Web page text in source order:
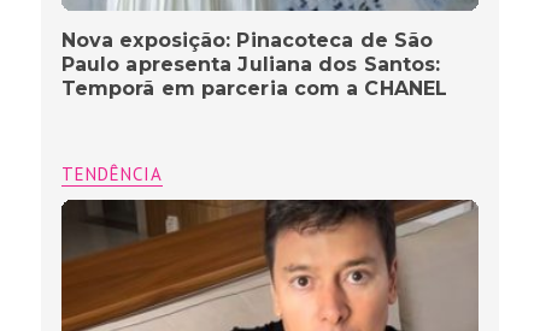
Nova exposição: Pinacoteca de São
Paulo apresenta Juliana dos Santos:
Temporã em parceria com a CHANEL
TENDÊNCIA